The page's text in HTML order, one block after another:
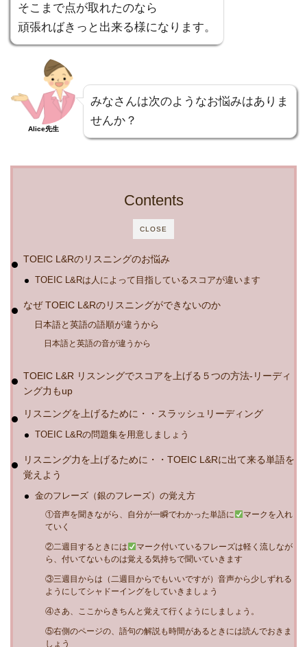
そこまで点が取れたのなら
頑張ればきっと出来る様になります。
Alice先生
みなさんは次のようなお悩みはありま
せんか？
CLOSE
Contents
TOEIC L&Rのリスニングのお悩み
TOEIC L&Rは人によって目指しているスコアが違います
なぜ TOEIC L&Rのリスニングができないのか
日本語と英語の語順が違うから
日本語と英語の音が違うから
TOEIC L&R リスンングでスコアを上げる５つの方法-リーディ
ング力もup
リスニングを上げるために・・スラッシュリーディング
TOEIC L&Rの問題集を用意しましょう
リスニング力を上げるために・・TOEIC L&Rに出て来る単語を
覚えよう
金のフレーズ（銀のフレーズ）の覚え方
①音声を聞きながら、自分が一瞬でわかった単語に
マークを入れ
ていく
②二週目するときには
マーク付いているフレーズは軽く流しなが
ら、付いてないものは覚える気持ちで聞いていきます
③三週目からは（二週目からでもいいですが）音声から少しずれる
ようにしてシャドーイングをしていきましょう
④さあ、ここからきちんと覚えて行くようにしましょう。
⑤右側のページの、語句の解説も時間があるときには読んでおきま
しょう